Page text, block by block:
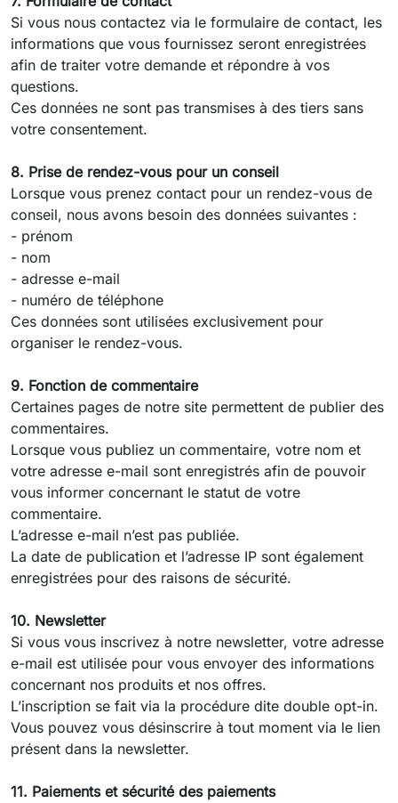
Si vous nous contactez via le formulaire de contact, les
informations que vous fournissez seront enregistrées
afin de traiter votre demande et répondre à vos
questions.
Ces données ne sont pas transmises à des tiers sans
votre consentement.
8. Prise de rendez-vous pour un conseil
Lorsque vous prenez contact pour un rendez-vous de
conseil, nous avons besoin des données suivantes :
- prénom
- nom
- adresse e-mail
- numéro de téléphone
Ces données sont utilisées exclusivement pour
organiser le rendez-vous.
9. Fonction de commentaire
Certaines pages de notre site permettent de publier des
commentaires.
Lorsque vous publiez un commentaire, votre nom et
votre adresse e-mail sont enregistrés afin de pouvoir
vous informer concernant le statut de votre
commentaire.
L’adresse e-mail n’est pas publiée.
La date de publication et l’adresse IP sont également
enregistrées pour des raisons de sécurité.
10. Newsletter
Si vous vous inscrivez à notre newsletter, votre adresse
e-mail est utilisée pour vous envoyer des informations
concernant nos produits et nos offres.
L’inscription se fait via la procédure dite double opt-in.
Vous pouvez vous désinscrire à tout moment via le lien
présent dans la newsletter.
11. Paiements et sécurité des paiements